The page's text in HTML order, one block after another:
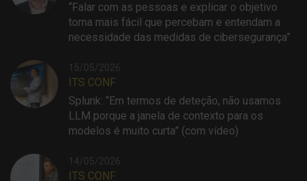
“Falar com as pessoas e explicar o objetivo
torna mais fácil que percebam e entendam a
necessidade das medidas de cibersegurança”
15/05/2026
ITS CONF
Splunk: “Em termos de deteção, não usamos
LLM porque a janela de contexto para os
modelos é muito curta” (com vídeo)
14/05/2026
ITS CONF